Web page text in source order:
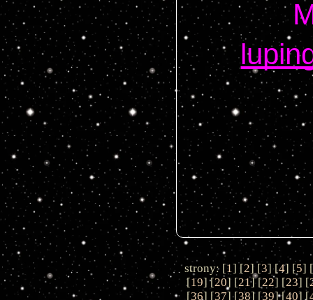
strony: [1] [2] [3] [4] [5] [
[19] [20] [21] [22] [23] [
[36] [37] [38] [39] [40] [